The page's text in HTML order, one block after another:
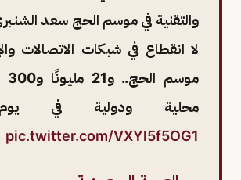
والتقنية في موسم الحج سعد
لا انقطاع في شبكات الاتصالات
محلية ودولية في يوم
pic.twitter.com/VXYl5f5OG1